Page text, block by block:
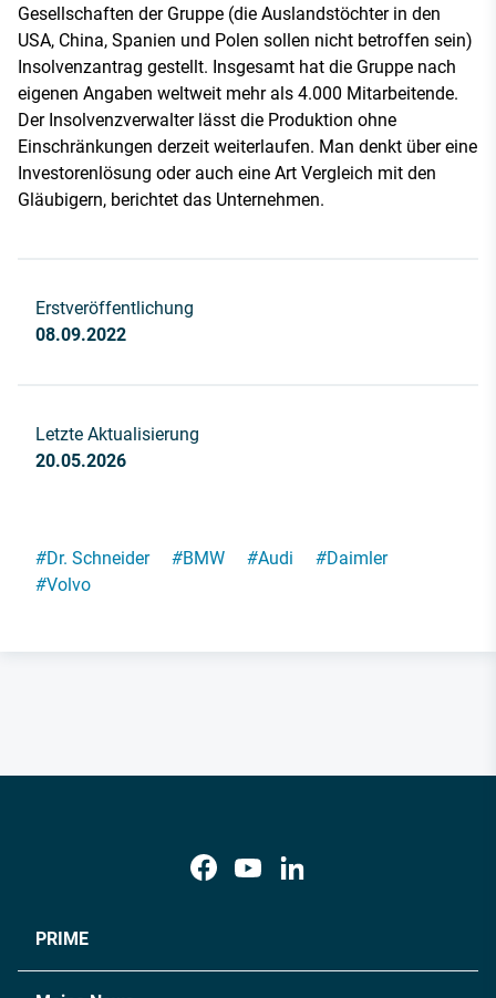
Gesellschaften der Gruppe (die Auslandstöchter in den
USA, China, Spanien und Polen sollen nicht betroffen sein)
Insolvenzantrag gestellt. Insgesamt hat die Gruppe nach
eigenen Angaben weltweit mehr als 4.000 Mitarbeitende.
Der Insolvenzverwalter lässt die Produktion ohne
Einschränkungen derzeit weiterlaufen. Man denkt über eine
Investorenlösung oder auch eine Art Vergleich mit den
Gläubigern, berichtet das Unternehmen.
Erstveröffentlichung
08.09.2022
Letzte Aktualisierung
20.05.2026
#Dr. Schneider #BMW #Audi #Daimler
#Volvo
PRIME